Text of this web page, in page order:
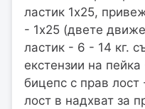
ластик 1х25,
- 1х25 (двете
ластик - 6 - 14 кг.
екстензии на
бицепс с прав лост
лост в надхват за